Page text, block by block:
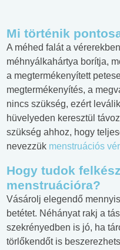
Mi történik
A méhed falát a
méhnyálkahártya borítja,
a megtermékenyített
megtermékenyítés, a
nincs szükség, ezért
hüvelyeden keresztül
szükség ahhoz, hogy
nevezzük menstruációs
Hogy tudok
menstruációra?
Vásárolj elegendő
betétet. Néhányat rakj a
szekrényedben is jó, ha
törlőkendőt is